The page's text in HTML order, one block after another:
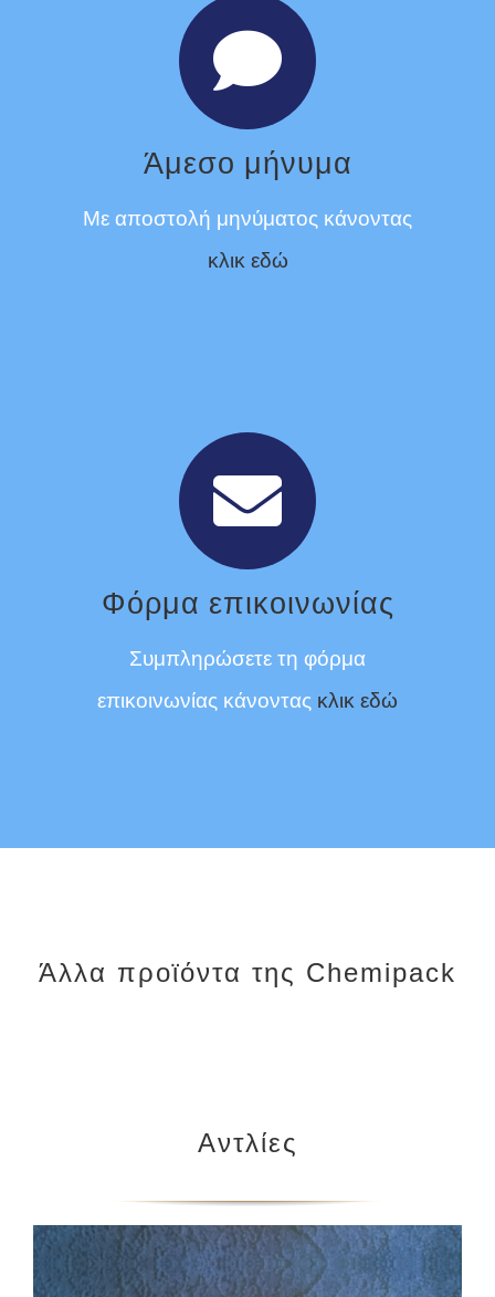
Άμεσο μήνυμα
Με αποστολή μηνύματος κάνοντας
κλικ εδώ
Φόρμα επικοινωνίας
Συμπληρώσετε τη φόρμα
επικοινωνίας κάνοντας κλικ εδώ
Άλλα προϊόντα της Chemipack
Αντλίες